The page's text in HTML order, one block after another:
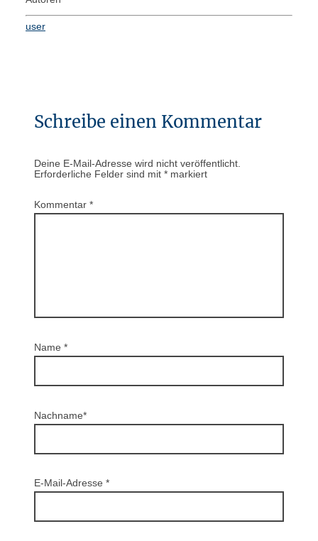
user
Schreibe einen Kommentar
Deine E-Mail-Adresse wird nicht veröffentlicht.
Erforderliche Felder sind mit * markiert
Kommentar *
Name *
Nachname*
E-Mail-Adresse *